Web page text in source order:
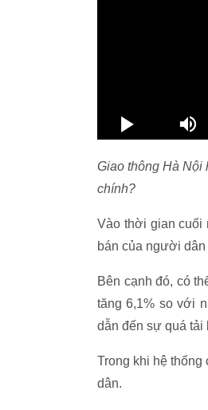
Giao thông Hà Nội
chính?
Vào thời gian cuối
bán của người
Bên cạnh đó, có
tăng 6,1% so với
dẫn đến sự quá tải
Trong khi hệ
dân.